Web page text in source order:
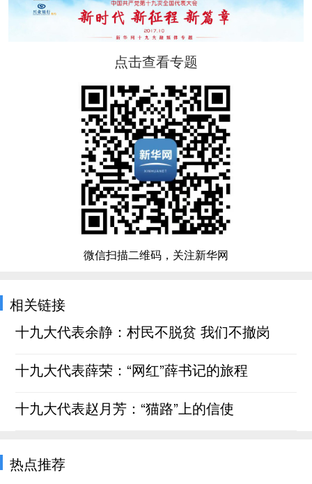
点击查看专题
微信扫描二维码，关注新华网
相关链接
十九大代表余静：村民不脱贫 我们不撤岗
十九大代表薛荣：“网红”薛书记的旅程
十九大代表赵月芳：“猫路”上的信使
热点推荐